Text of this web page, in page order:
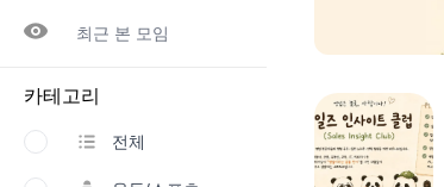
최근 본 모임
카테고리
전체